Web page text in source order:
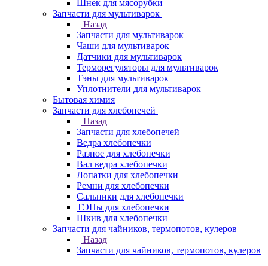
Шнек для мясорубки
Запчасти для мультиварок
Назад
Запчасти для мультиварок
Чаши для мультиварок
Датчики для мультиварок
Терморегуляторы для мультиварок
Тэны для мультиварок
Уплотнители для мультиварок
Бытовая химия
Запчасти для хлебопечей
Назад
Запчасти для хлебопечей
Ведра хлебопечки
Разное для хлебопечки
Вал ведра хлебопечки
Лопатки для хлебопечки
Ремни для хлебопечки
Сальники для хлебопечки
ТЭНы для хлебопечки
Шкив для хлебопечки
Запчасти для чайников, термопотов, кулеров
Назад
Запчасти для чайников, термопотов, кулеров